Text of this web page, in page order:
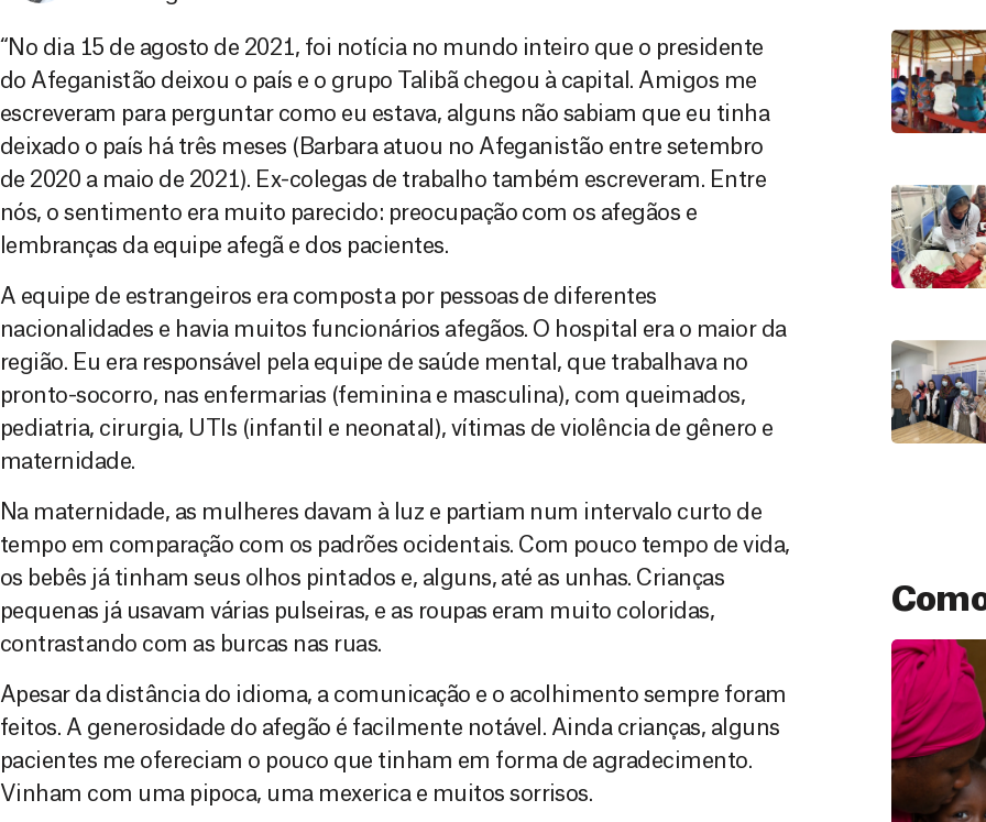
“No dia 15 de agosto de 2021, foi notícia no mundo inteiro que o presidente
do Afeganistão deixou o país e o grupo Talibã chegou à capital. Amigos me
escreveram para perguntar como eu estava, alguns não sabiam que eu tinha
deixado o país há três meses (Barbara atuou no Afeganistão entre setembro
de 2020 a maio de 2021). Ex-colegas de trabalho também escreveram. Entre
nós, o sentimento era muito parecido: preocupação com os afegãos e
lembranças da equipe afegã e dos pacientes.
A equipe de estrangeiros era composta por pessoas de diferentes
nacionalidades e havia muitos funcionários afegãos. O hospital era o maior da
região. Eu era responsável pela equipe de saúde mental, que trabalhava no
pronto-socorro, nas enfermarias (feminina e masculina), com queimados,
pediatria, cirurgia, UTIs (infantil e neonatal), vítimas de violência de gênero e
maternidade.
Na maternidade, as mulheres davam à luz e partiam num intervalo curto de
tempo em comparação com os padrões ocidentais. Com pouco tempo de vida,
os bebês já tinham seus olhos pintados e, alguns, até as unhas. Crianças
pequenas já usavam várias pulseiras, e as roupas eram muito coloridas,
contrastando com as burcas nas ruas.
Apesar da distância do idioma, a comunicação e o acolhimento sempre foram
feitos. A generosidade do afegão é facilmente notável. Ainda crianças, alguns
pacientes me ofereciam o pouco que tinham em forma de agradecimento.
Vinham com uma pipoca, uma mexerica e muitos sorrisos.